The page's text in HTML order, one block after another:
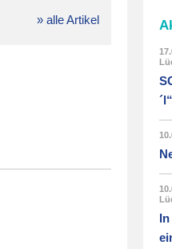
» alle Artikel